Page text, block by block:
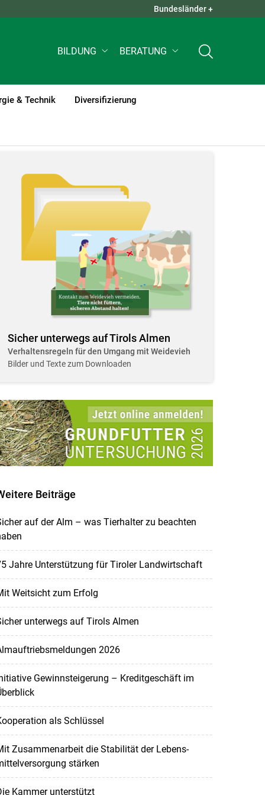
QUICK LINKS +
Bundesländer +
BILDUNG BERATUNG
& Technik Diversifizierung
Sicher unterwegs auf Tirols Almen
Verhaltensregeln für den Umgang mit Weidevieh
Bilder und Texte zum Downloaden
Beiträge
auf der Alm – was Tierhalter zu beachten
Jahre Unterstützung für Tiroler Landwirtschaft
Weitsicht zum Erfolg
unterwegs auf Tirols Almen
2026
Gewinnsteigerung – Kreditgeschäft im
als Schlüssel
Zusammenarbeit die Stabilität der Lebens-
stärken
Kammer unterstützt